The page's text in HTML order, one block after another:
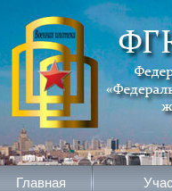
Главная